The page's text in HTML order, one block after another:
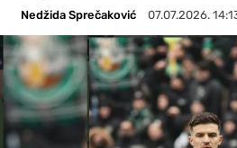
Nedžida Sprečaković 07.07.2026.